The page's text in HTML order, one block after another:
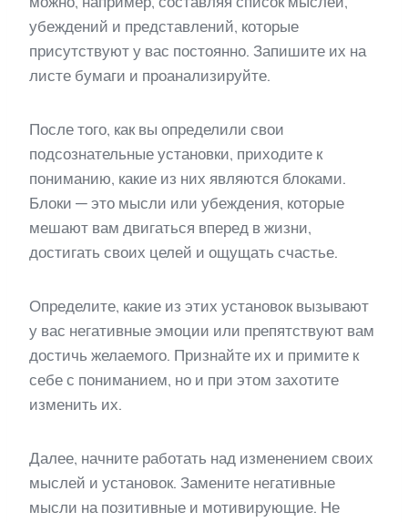
убеждений и представлений, которые
присутствуют у вас постоянно. Запишите их на
листе бумаги и проанализируйте.
После того, как вы определили свои
подсознательные установки, приходите к
пониманию, какие из них являются блоками.
Блоки — это мысли или убеждения, которые
мешают вам двигаться вперед в жизни,
достигать своих целей и ощущать счастье.
Определите, какие из этих установок вызывают
у вас негативные эмоции или препятствуют вам
достичь желаемого. Признайте их и примите к
себе с пониманием, но и при этом захотите
изменить их.
Далее, начните работать над изменением своих
мыслей и установок. Замените негативные
мысли на позитивные и мотивирующие. Не